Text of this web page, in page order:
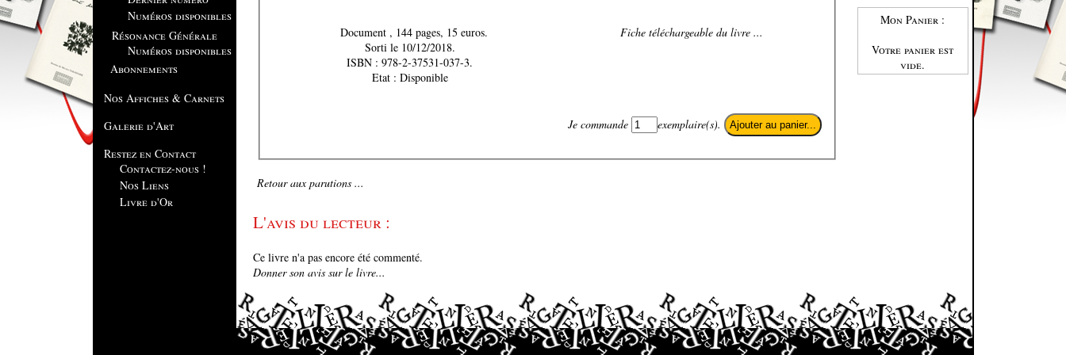
Numéros disponibles
Résonance Générale
Numéros disponibles
Abonnements
Nos Affiches & Carnets
Galerie d'Art
Restez en Contact
Contactez-nous !
Nos Liens
Livre d'Or
Mon Panier :
Votre panier est
vide.
Document , 144 pages, 15 euros.
Sorti le 10/12/2018.
ISBN : 978-2-37531-037-3.
Etat : Disponible
Fiche téléchargeable du livre ...
Je commande exemplaire(s).
Retour aux parutions ...
L'avis du lecteur :
Ce livre n'a pas encore été commenté.
Donner son avis sur le livre...